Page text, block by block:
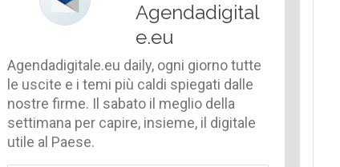
Agendadigital
e.eu
Agendadigitale.eu daily, ogni giorno tutte
le uscite e i temi più caldi spiegati dalle
nostre firme. Il sabato il meglio della
settimana per capire, insieme, il digitale
utile al Paese.